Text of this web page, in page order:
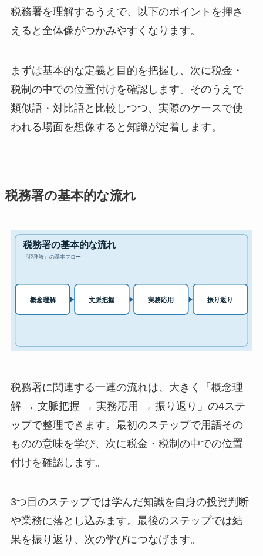
税務署を理解するうえで、以下のポイントを押さ
えると全体像がつかみやすくなります。
まずは基本的な定義と目的を把握し、次に税金・
税制の中での位置付けを確認します。そのうえで
類似語・対比語と比較しつつ、実際のケースで使
われる場面を想像すると知識が定着します。
税務署の基本的な流れ
税務署に関連する一連の流れは、大きく「概念理
解 → 文脈把握 → 実務応用 → 振り返り」の4ステ
ップで整理できます。最初のステップで用語その
ものの意味を学び、次に税金・税制の中での位置
付けを確認します。
3つ目のステップでは学んだ知識を自身の投資判断
や業務に落とし込みます。最後のステップでは結
果を振り返り、次の学びにつなげます。